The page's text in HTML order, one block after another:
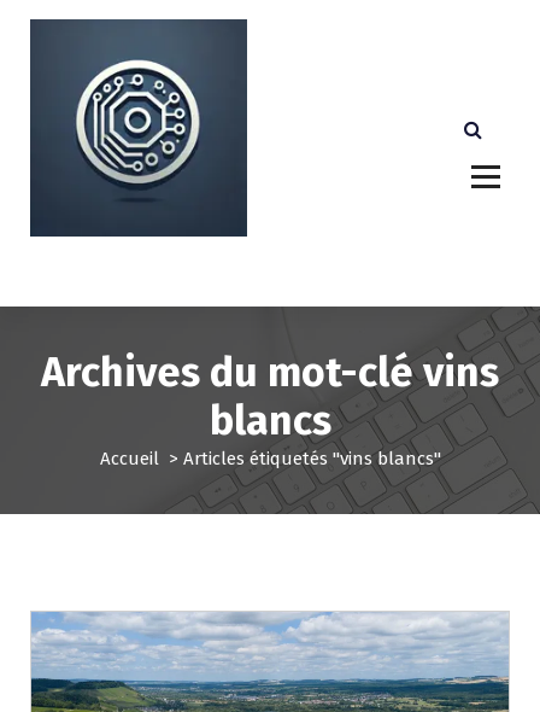
e
Archives du mot-clé vins
blancs
Accueil> Articles étiquetés "vins blancs"